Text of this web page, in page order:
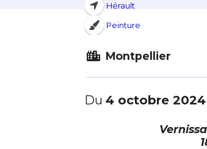
Hérault
Peinture
Montpellier
Du 4 octobre 2024